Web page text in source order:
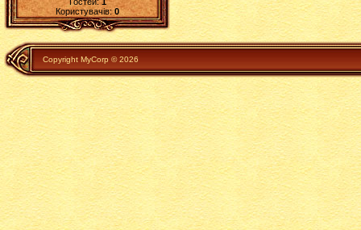
Користувачів:0
Copyright MyCorp © 2026